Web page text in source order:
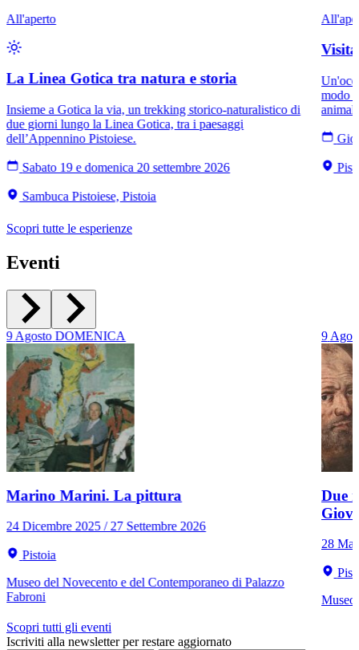
All'aperto
La Linea Gotica tra natura e storia
Insieme a Gotica la via, un trekking storico-naturalistico di
due giorni lungo la Linea Gotica, tra i paesaggi
dell’Appennino Pistoiese.
Sabato 19 e domenica 20 settembre 2026
Sambuca Pistoiese, Pistoia
modo
Scopri tutte le esperienze
Eventi
9Agosto DOMENICA
Marino Marini. La pittura
24 Dicembre 2025 / 27 Settembre 2026
Pistoia
Museo del Novecento e del Contemporaneo di Palazzo
Fabroni
9
Due
28
Museo
Scopri tutti gli eventi
Iscriviti alla newsletter per restare aggiornato